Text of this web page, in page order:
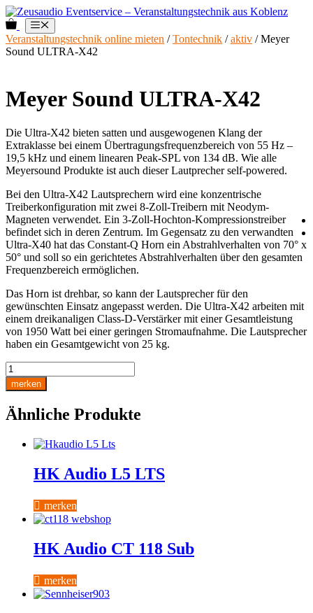
Zum
Inhalt
springen
Menü
Veranstaltungstechnik online mieten /Tontechnik /aktiv / Meyer
Sound ULTRA-X42
Meyer Sound ULTRA-X42
Die Ultra-X42 bieten satten und ausgewogenen Klang der
Extraklasse bei einem Übertragungsfrequenzbereich von 55 Hz –
19,5 kHz und einem linearen Peak-SPL von 134 dB. Wie alle
Meyersound Produkte ist auch dieser Lautprecher self-powered.
Bei den Ultra-X42 Lautsprechern wird eine konzentrische
Treiberkonfiguration mit zwei 8-Zoll-Treibern mit Neodym-
Magneten verwendet. Ein 3-Zoll-Hochton-Kompressionstreiber
befindet sich in deren Zentrum. Im Gegensatz zu den verwandten
Ultra-X40 hat das Constant-Q Horn ein Abstrahlverhalten von 70° x
50° und soll so ein gerichtetes Abstrahlverhalten über den gesamten
Frequenzbereich ermöglichen.
Das Horn ist drehbar, so kann der Lautsprecher für den
gewünschten Einsatz angepasst werden. Die Ultra-X42 arbeiten mit
einem dreikanaligen Class-D-Verstärker mit einer Gesamtleistung
von 1950 Watt bei einer geringen Stromaufnahme. Die Lautsprecher
haben ein Gesamtgewicht von 25 kg.
Meyer
Sound
ULTRA-
X42
Menge
merken
Ähnliche Produkte
HK Audio L5 LTS
merken
HK Audio CT 118 Sub
merken